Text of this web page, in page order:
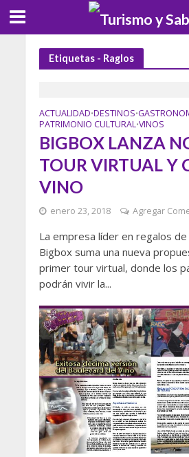
Etiquetas - Raglos
ACTUALIDAD•DESTINOS•
PATRIMONIO CULTURAL•VINOS
BIGBOX LANZA
TOUR VIRTUAL Y
VINO
enero 23, 2018 Agregar
La empresa líder en regalos
Bigbox suma una nueva
primer tour virtual, donde los
podrán vivir la...